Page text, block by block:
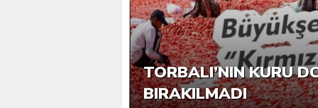
ERTUĞRUL’DA 3,9
ICRADAN SATIŞA
İZMIR’DE
ETTI?
OGM’DEN KRITIK
MESAFEDE ANIZ
TORBALI’NIN KURU
BIRAKILMADI